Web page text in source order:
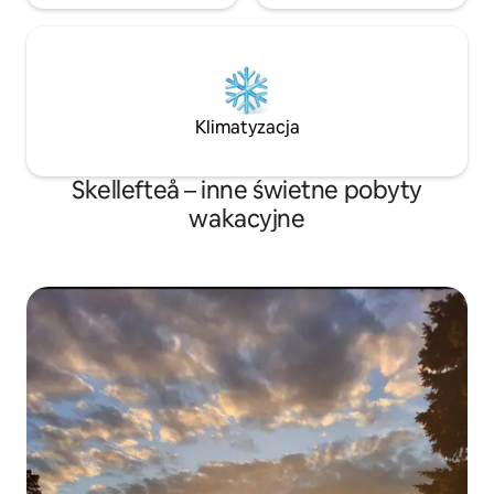
Klimatyzacja
Skellefteå – inne świetne pobyty
wakacyjne